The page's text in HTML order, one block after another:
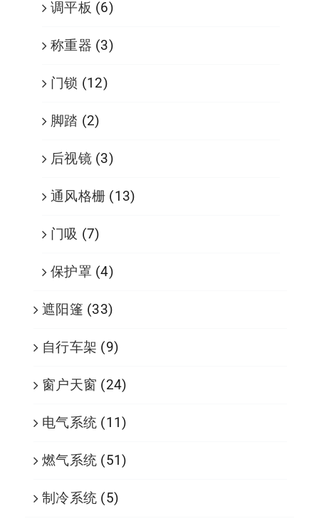
调平板 (6)
称重器 (3)
门锁 (12)
脚踏 (2)
后视镜 (3)
通风格栅 (13)
门吸 (7)
保护罩 (4)
遮阳篷 (33)
自行车架 (9)
窗户天窗 (24)
电气系统 (11)
燃气系统 (51)
制冷系统 (5)